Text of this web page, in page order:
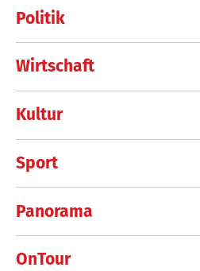
Politik
Wirtschaft
Kultur
Sport
Panorama
OnTour